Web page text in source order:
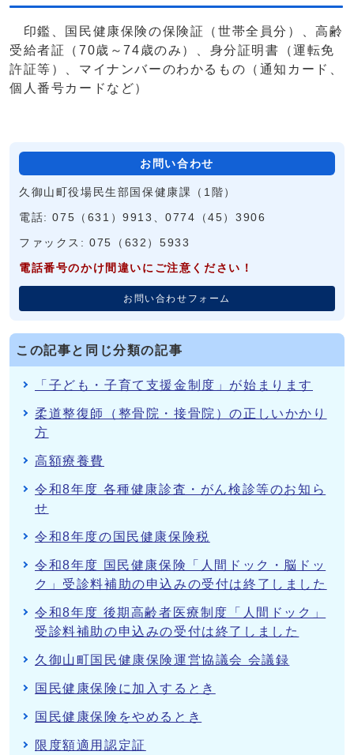
印鑑、国民健康保険の保険証（世帯全員分）、高齢
受給者証（70歳～74歳のみ）、身分証明書（運転免
許証等）、マイナンバーのわかるもの（通知カード、
個人番号カードなど）
お問い合わせ
久御山町役場民生部国保健康課（1階）
電話: 075（631）9913、0774（45）3906
ファックス: 075（632）5933
電話番号のかけ間違いにご注意ください！
お問い合わせフォーム
この記事と同じ分類の記事
「子ども・子育て支援金制度」が始まります
柔道整復師（整骨院・接骨院）の正しいかかり
方
高額療養費
令和8年度 各種健康診査・がん検診等のお知ら
せ
令和8年度の国民健康保険税
令和8年度 国民健康保険「人間ドック・脳ドッ
ク」受診料補助の申込みの受付は終了しました
令和8年度 後期高齢者医療制度「人間ドック」
受診料補助の申込みの受付は終了しました
久御山町国民健康保険運営協議会 会議録
国民健康保険に加入するとき
国民健康保険をやめるとき
限度額適用認定証